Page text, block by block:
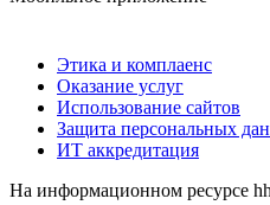
Этика и комплаенс
Оказание услуг
Использование сайтов
Защита персональных
ИТ аккредитация
На информационном ресурсе